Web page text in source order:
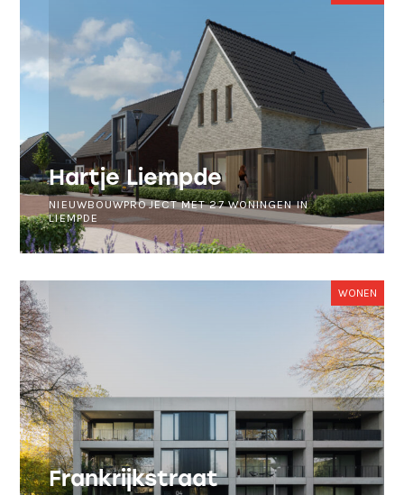
Hartje Liempde
NIEUWBOUWPROJECT MET 27 WONINGEN IN
LIEMPDE
Frankrijkstraat
WONEN